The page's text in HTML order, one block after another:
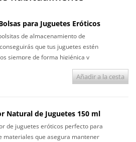
para Juguetes Eróticos
de almacenamiento de
que tus juguetes estén
siempre de forma higiénica y
Añadir a la cesta
Natural de Juguetes 150 ml
de juguetes eróticos perfecto para
materiales que asegura mantener